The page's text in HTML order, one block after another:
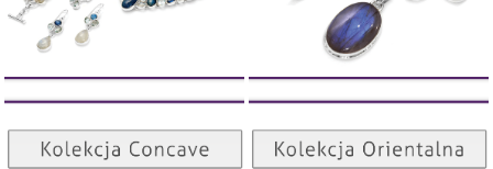
Kolekcja Concave
ZOBACZ
Kolekcja Orientalna
ZOBACZ